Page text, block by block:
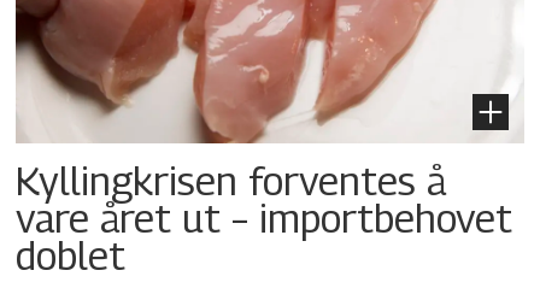
Kyllingkrisen forventes å
vare året ut – importbehovet
doblet